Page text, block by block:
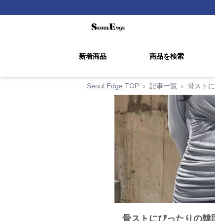
新着商品 商品を検索
Seoul Edge TOP › 記事一覧 › 骨スト
骨ストにぴったりの韓